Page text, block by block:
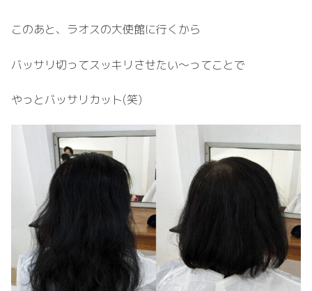
このあと、ラオスの大使館に行くから
バッサリ切ってスッキリさせたい〜ってことで
やっとバッサリカット(笑)